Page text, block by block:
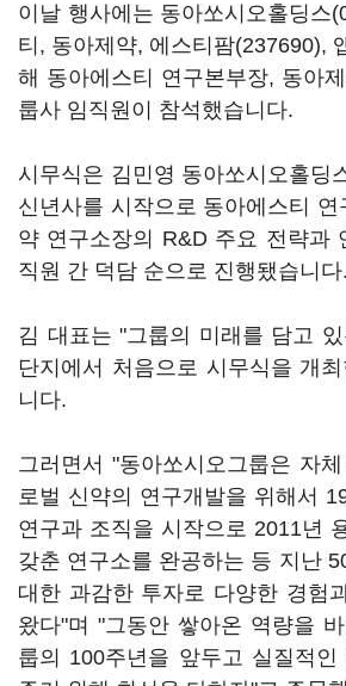
이날 행사에는 동아쏘시오홀딩스
티, 동아제약, 에스티팜(237690),
해 동아에스티 연구본부장, 동아
룹사 임직원이 참석했습니다.
시무식은 김민영 동아쏘시오홀딩
신년사를 시작으로 동아에스티 연
약 연구소장의 R&D 주요 전략과
직원 간 덕담 순으로 진행됐습니다.
김 대표는 "그룹의 미래를 담고
단지에서 처음으로 시무식을 개
니다.
그러면서 "동아쏘시오그룹은 자
로벌 신약의 연구개발을 위해서
연구과 조직을 시작으로 2011년
갖춘 연구소를 완공하는 등 지난
대한 과감한 투자로 다양한 경험
왔다"며 "그동안 쌓아온 역량을
룹의 100주년을 앞두고 실질적인